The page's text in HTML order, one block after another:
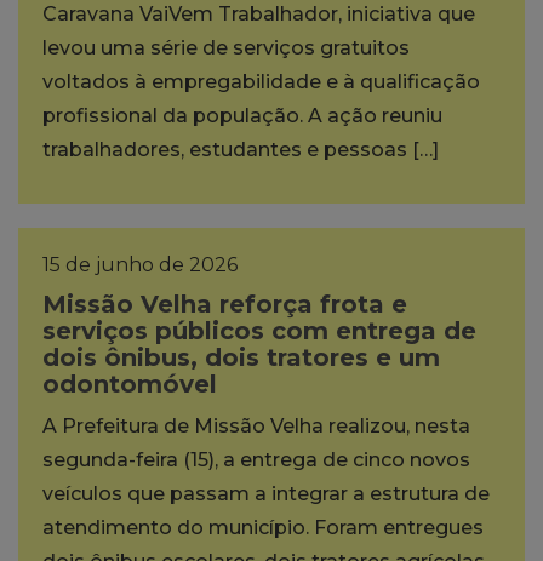
Caravana VaiVem Trabalhador, iniciativa que
levou uma série de serviços gratuitos
voltados à empregabilidade e à qualificação
profissional da população. A ação reuniu
trabalhadores, estudantes e pessoas […]
15 de junho de 2026
Missão Velha reforça frota e
serviços públicos com entrega de
dois ônibus, dois tratores e um
odontomóvel
A Prefeitura de Missão Velha realizou, nesta
segunda-feira (15), a entrega de cinco novos
veículos que passam a integrar a estrutura de
atendimento do município. Foram entregues